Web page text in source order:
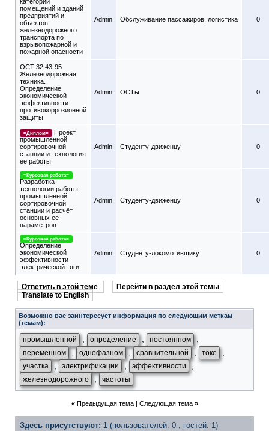
помещений и зданий
предприятий и
объектов
железнодорожного
транспорта по
взрывопожарной и
пожарной опасности
Admin Обслуживание пассажиров, логистика 0
ОСТ 32 43-95
Железнодорожная
техника.
Определение
экономической
эффективности
противокоррозионной
защиты
Admin ОСТы 0
=Диплом=
Проект
промышленной
сортировочной
станции и технология
ее работы
Admin Студенту-движeнцу 0
=Курсовая работа=
Разработка
технологии работы
промышленной
сортировочной
станции и расчёт
основных ее
параметров
Admin Студенту-движeнцу 0
=Курсовая работа=
Определение
экономической
эффективности
электрической тяги
Admin Студенту-локомотивщику 0
Ответить в этой теме
Перейти в раздел этой темы
Translate to English
Возможно вас заинтересует информация по следующим меткам
(темам):
промышленной определение постоянном
переменном , однофазном , сравнительной токе
участка , электрификации , эффективности
железнодорожного , частоты
« Предыдущая тема| Следующая тема »
Здесь присутствуют: 1 (пользователей: 0 , гостей: 1)